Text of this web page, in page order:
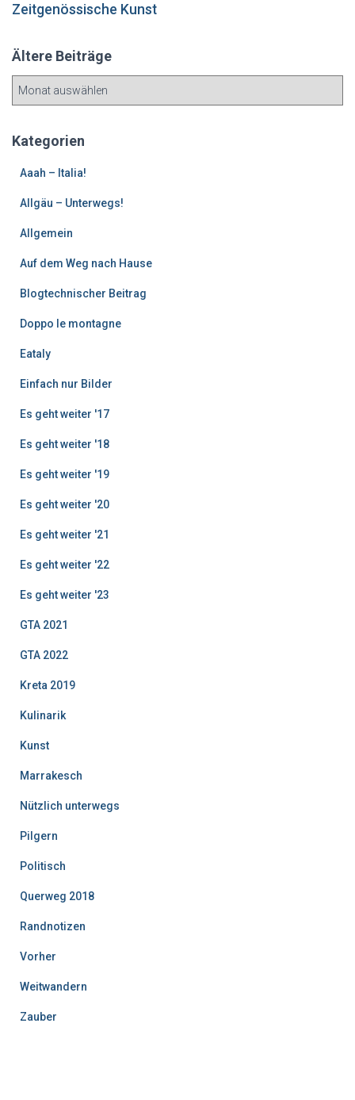
Zeitgenössische Kunst
Ältere Beiträge
e
Kategorien
Aaah – Italia!
Allgäu – Unterwegs!
Allgemein
Auf dem Weg nach Hause
Blogtechnischer Beitrag
Doppo le montagne
Eataly
Einfach nur Bilder
Es geht weiter '17
Es geht weiter '18
Es geht weiter '19
Es geht weiter '20
Es geht weiter '21
Es geht weiter '22
Es geht weiter '23
GTA 2021
GTA 2022
Kreta 2019
Kulinarik
Kunst
Marrakesch
Nützlich unterwegs
Pilgern
Politisch
Querweg 2018
Randnotizen
Vorher
Weitwandern
Zauber